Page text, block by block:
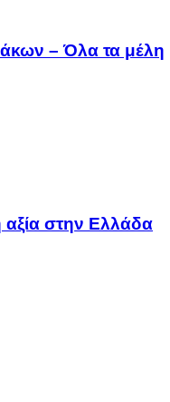
– Όλα τα μέλη
στην Ελλάδα